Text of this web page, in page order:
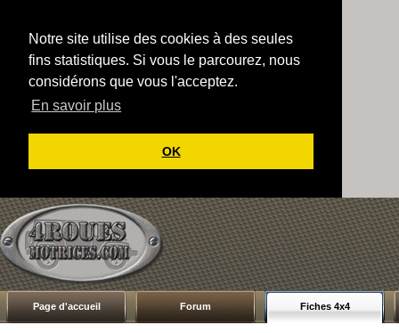
Notre site utilise des cookies à des seules
fins statistiques. Si vous le parcourez, nous
considérons que vous l'acceptez.
En savoir plus
OK
Page d'accueil Forum Fiches 4x4